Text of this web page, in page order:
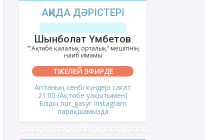
АҚИДА ДӘРІСТЕРІ
Шынболат Үмбетов
""Ақтөбе қалалық орталық" мешітінің
наиб имамы
ТІКЕЛЕЙ ЭФИРДЕ
Аптаның сенбі күндері сағат
21:00 (Ақтөбе уақытымен)
Біздің nur_gasyr Instagram
парақшамызда